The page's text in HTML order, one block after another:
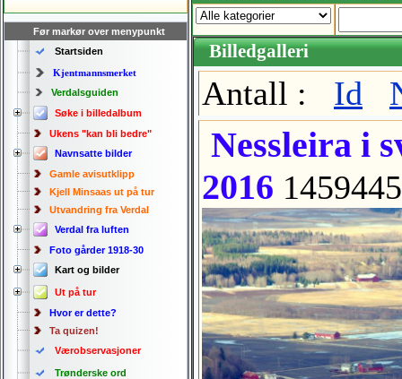
Før markør over menypunkt
Startsiden
Kjentmannsmerket
Verdalsguiden
Søke i billedalbum
Ukens "kan bli bedre"
Navnsatte bilder
Gamle avisutklipp
Kjell Minsaas ut på tur
Utvandring fra Verdal
Verdal fra luften
Foto gårder 1918-30
Kart og bilder
Ut på tur
Hvor er dette?
Ta quizen!
Værobservasjoner
Trønderske ord
Billedgalleri
Antall : Id
Nessleira i
2016